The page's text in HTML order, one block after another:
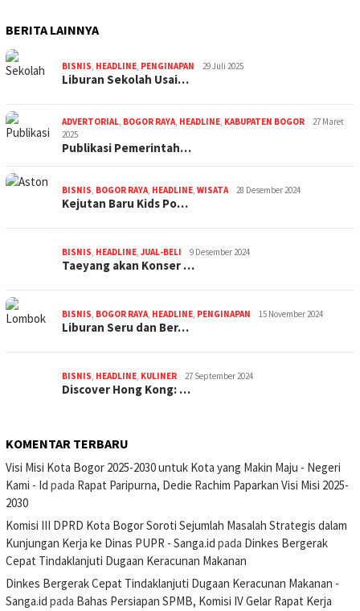
BERITA LAINNYA
BISNIS, HEADLINE, PENGINAPAN 29 Juli 2025
Liburan Sekolah Usai…
ADVERTORIAL, BOGOR RAYA, HEADLINE, KABUPATEN BOGOR
27 Maret
2025
Publikasi Pemerintah…
BISNIS, BOGOR RAYA, HEADLINE, WISATA 28 Desember 2024
Kejutan Baru Kids Po…
BISNIS, HEADLINE, JUAL-BELI 9 Desember 2024
Taeyang akan Konser …
BISNIS, BOGOR RAYA, HEADLINE, PENGINAPAN 15 November 2024
Liburan Seru dan Ber…
BISNIS, HEADLINE, KULINER 27 September 2024
Discover Hong Kong: …
KOMENTAR TERBARU
Visi Misi Kota Bogor 2025-2030 untuk Kota yang Makin Maju - Negeri
Kami - Id pada Rapat Paripurna, Dedie Rachim Paparkan Visi Misi 2025-
2030
Komisi III DPRD Kota Bogor Soroti Sejumlah Masalah Strategis dalam
Kunjungan Kerja ke Dinas PUPR - Sanga.id pada Dinkes Bergerak
Cepat Tindaklanjuti Dugaan Keracunan Makanan
Dinkes Bergerak Cepat Tindaklanjuti Dugaan Keracunan Makanan -
Sanga.id pada Bahas Persiapan SPMB, Komisi IV Gelar Rapat Kerja